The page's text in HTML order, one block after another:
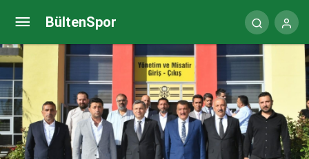
BültenSpor
Kadir Kaan Yurdakul Manisa FK’da